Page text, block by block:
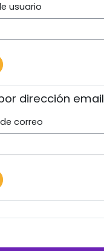
usuario
dirección email
correo